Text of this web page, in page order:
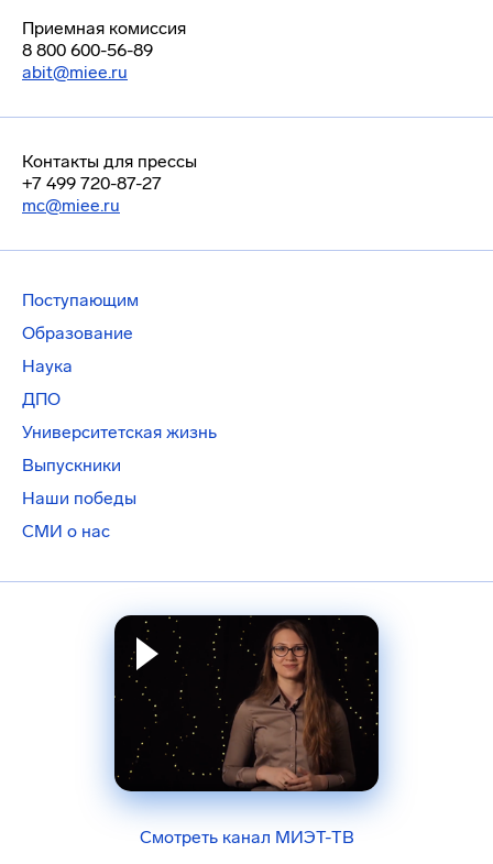
Приемная комиссия
8 800 600-56-89
abit@miee.ru
Контакты для прессы
+7 499 720-87-27
mc@miee.ru
Поступающим
Образование
Наука
ДПО
Университетская жизнь
Выпускники
Наши победы
СМИ о нас
Смотреть канал МИЭТ-ТВ